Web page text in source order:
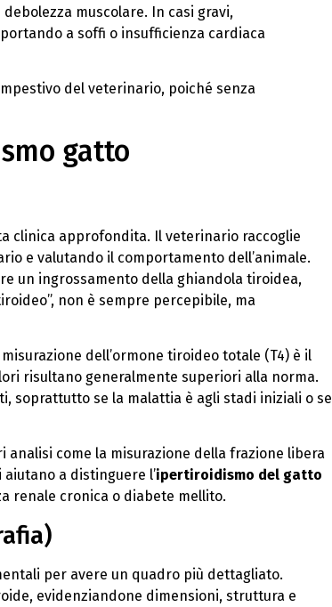
muscolare. In casi gravi,
a soffi o insufficienza cardiaca
del veterinario, poiché senza
gatto
clinica approfondita. Il veterinario raccoglie
e valutando il comportamento dell’animale.
un ingrossamento della ghiandola tiroidea,
non è sempre percepibile, ma
dell’ormone tiroideo totale (T4) è il
risultano generalmente superiori alla norma.
soprattutto se la malattia è agli stadi iniziali o se
come la misurazione della frazione libera
a distinguere l’ipertiroidismo del gatto
renale cronica o diabete mellito.
per avere un quadro più dettagliato.
evidenziandone dimensioni, struttura e